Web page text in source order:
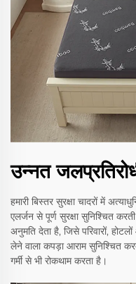
उन्नत
हमारी बिस्तर सुरक्षा चादरों में
एलर्जन से पूर्ण सुरक्षा सुनिश्चित
अनुमति देता है, जिसे परिवारों,
लेने वाला कपड़ा आराम सुनिश्चित
गर्मी से भी रोकथाम करता है।